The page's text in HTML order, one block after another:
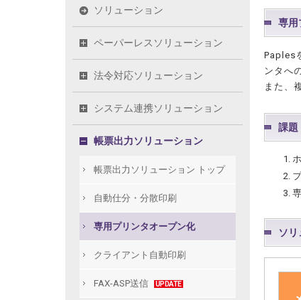
専用
Paples
ンタへ
また、
課題
ソ
ソリューション
ペーパーレスソリューション
法令対応ソリューション
システム連携ソリューション
帳票出力ソリューション
帳票出力ソリューション トップ
自動仕分・分散印刷
専用プリンタオープン化
クライアント自動印刷
FAX-ASP送信 UPDATE